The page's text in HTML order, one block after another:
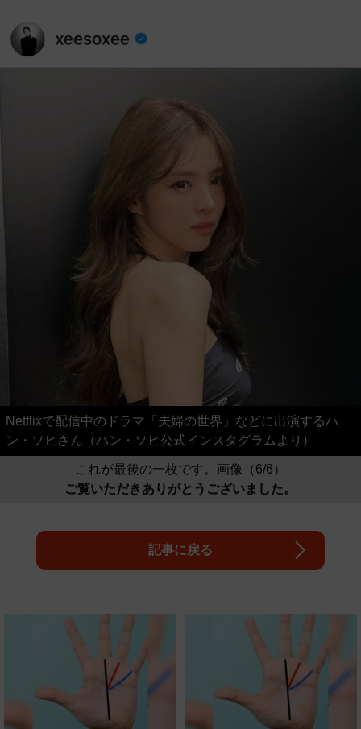
Netflixで配信中のドラマ「夫婦の世界」などに出演するハ
ン・ソヒさん（ハン・ソヒ公式インスタグラムより）
これが最後の一枚です。画像（6/6）
ご覧いただきありがとうございました。
記事に戻る